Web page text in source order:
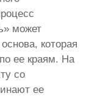
может
которая
ее краям. На
со
ее